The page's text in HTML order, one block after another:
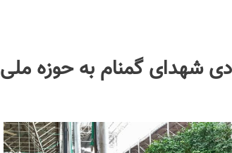
شهدای گمنام به حوزه ملی